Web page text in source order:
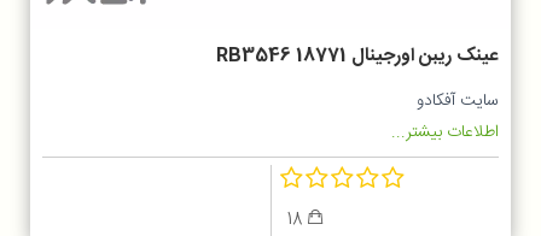
عینک ریبن اورجینال RB3546 18771
سایت آفکادو
اطلاعات بیشتر...
18